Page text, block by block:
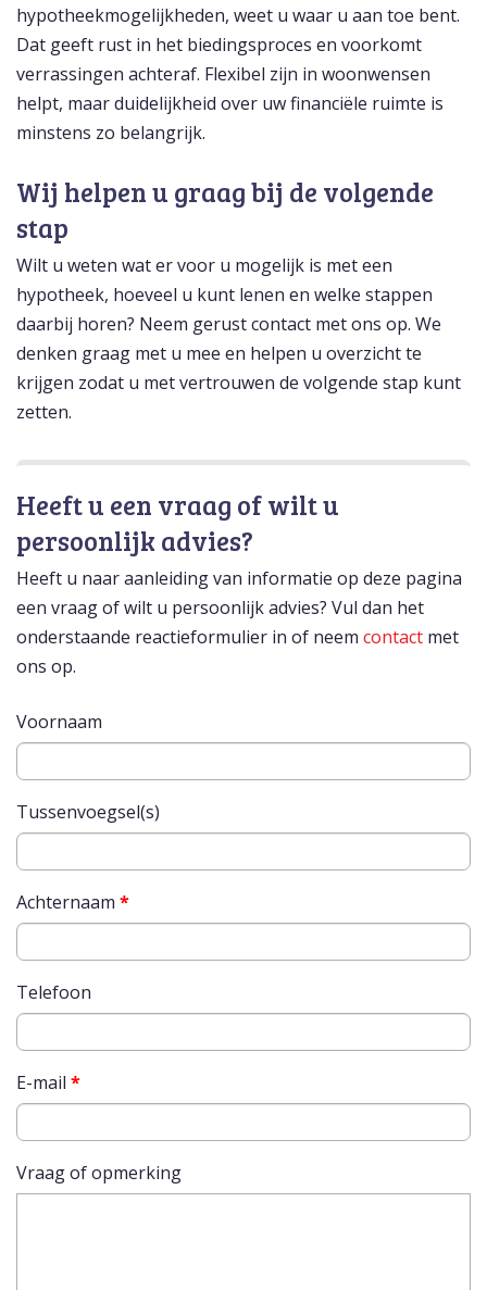
hypotheekmogelijkheden, weet u waar u aan toe bent.
Dat geeft rust in het biedingsproces en voorkomt
verrassingen achteraf. Flexibel zijn in woonwensen
helpt, maar duidelijkheid over uw financiële ruimte is
minstens zo belangrijk.
Wij helpen u graag bij de volgende
stap
Wilt u weten wat er voor u mogelijk is met een
hypotheek, hoeveel u kunt lenen en welke stappen
daarbij horen? Neem gerust contact met ons op. We
denken graag met u mee en helpen u overzicht te
krijgen zodat u met vertrouwen de volgende stap kunt
zetten.
Heeft u een vraag of wilt u
persoonlijk advies?
Heeft u naar aanleiding van informatie op deze pagina
een vraag of wilt u persoonlijk advies? Vul dan het
onderstaande reactieformulier in of neem contact met
ons op.
Voornaam
Tussenvoegsel(s)
Achternaam *
Telefoon
E-mail *
Vraag of opmerking